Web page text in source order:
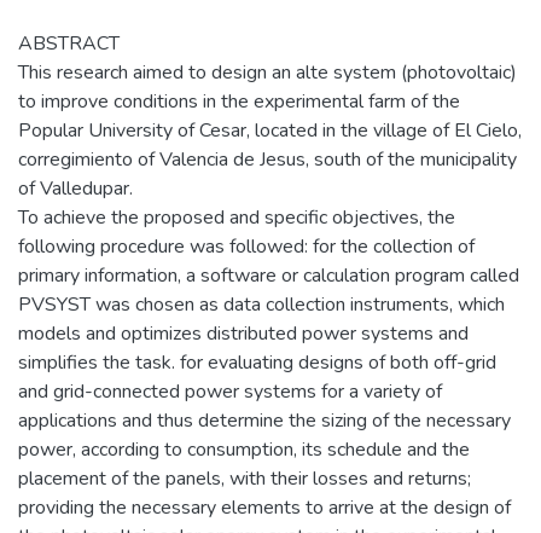
ABSTRACT
This research aimed to design an alte system (photovoltaic)
to improve conditions in the experimental farm of the
Popular University of Cesar, located in the village of El Cielo,
corregimiento of Valencia de Jesus, south of the municipality
of Valledupar.
To achieve the proposed and specific objectives, the
following procedure was followed: for the collection of
primary information, a software or calculation program called
PVSYST was chosen as data collection instruments, which
models and optimizes distributed power systems and
simplifies the task. for evaluating designs of both off-grid
and grid-connected power systems for a variety of
applications and thus determine the sizing of the necessary
power, according to consumption, its schedule and the
placement of the panels, with their losses and returns;
providing the necessary elements to arrive at the design of